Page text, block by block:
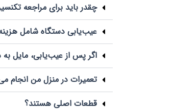
چقدر باید برای مراجعه
عیب‌یابی دستگاه شامل
اگر پس از عیب‌یابی، مایل
تعمیرات در منزل من انجام
قطعات اصلی هستند؟